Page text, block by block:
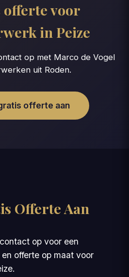
offerte voor
in Peize
op met Marco de Vogel
uit Roden.
offerte aan
Offerte Aan
op voor een
offerte op maat voor